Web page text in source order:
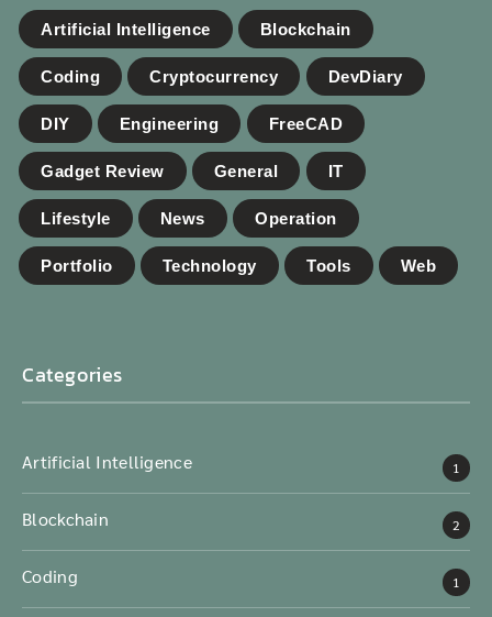
Artificial Intelligence Blockchain
Coding Cryptocurrency DevDiary
DIY Engineering FreeCAD
Gadget Review General IT
Lifestyle News Operation
Portfolio Technology Tools Web
Categories
Artificial Intelligence 1
Blockchain 2
Coding 1